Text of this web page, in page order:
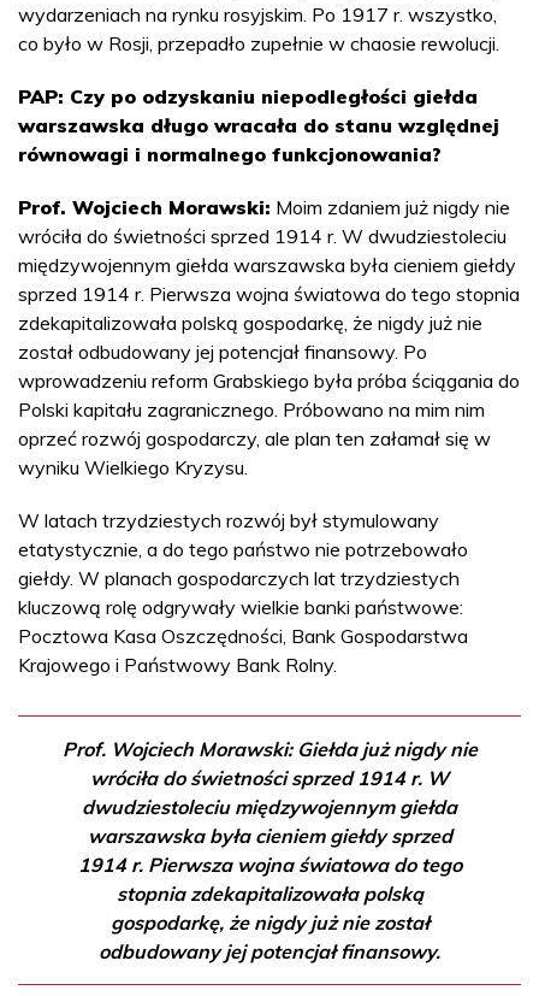
wydarzeniach na rynku rosyjskim. Po 1917 r. wszystko,
co było w Rosji, przepadło zupełnie w chaosie rewolucji.
PAP: Czy po odzyskaniu niepodległości giełda
warszawska długo wracała do stanu względnej
równowagi i normalnego funkcjonowania?
Prof. Wojciech Morawski: Moim zdaniem już nigdy nie
wróciła do świetności sprzed 1914 r. W dwudziestoleciu
międzywojennym giełda warszawska była cieniem giełdy
sprzed 1914 r. Pierwsza wojna światowa do tego stopnia
zdekapitalizowała polską gospodarkę, że nigdy już nie
został odbudowany jej potencjał finansowy. Po
wprowadzeniu reform Grabskiego była próba ściągania do
Polski kapitału zagranicznego. Próbowano na mim nim
oprzeć rozwój gospodarczy, ale plan ten załamał się w
wyniku Wielkiego Kryzysu.
W latach trzydziestych rozwój był stymulowany
etatystycznie, a do tego państwo nie potrzebowało
giełdy. W planach gospodarczych lat trzydziestych
kluczową rolę odgrywały wielkie banki państwowe:
Pocztowa Kasa Oszczędności, Bank Gospodarstwa
Krajowego i Państwowy Bank Rolny.
Prof. Wojciech Morawski: Giełda już nigdy nie
wróciła do świetności sprzed 1914 r. W
dwudziestoleciu międzywojennym giełda
warszawska była cieniem giełdy sprzed
1914 r. Pierwsza wojna światowa do tego
stopnia zdekapitalizowała polską
gospodarkę, że nigdy już nie został
odbudowany jej potencjał finansowy.